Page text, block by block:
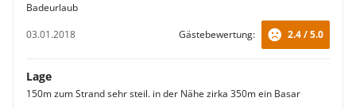
Badeurlaub
03.01.2018
Gästebewertung: 2.4 / 5.0
Lage
150m zum Strand sehr steil. in der Nähe zirka 350m ein Basar